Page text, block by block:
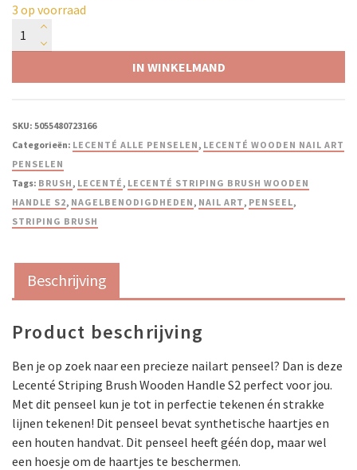
3 op voorraad
IN WINKELMAND
SKU: 5055480723166
Categorieën: LECENTÉ ALLE PENSELEN, LECENTÉ WOODEN NAIL ART
PENSELEN
Tags: BRUSH, LECENTÉ, LECENTÉ STRIPING BRUSH WOODEN
HANDLE S2, NAGELBENODIGDHEDEN, NAIL ART, PENSEEL,
STRIPING BRUSH
Beschrijving
Product beschrijving
Ben je op zoek naar een precieze nailart penseel? Dan is deze
Lecenté Striping Brush Wooden Handle S2 perfect voor jou.
Met dit penseel kun je tot in perfectie tekenen én strakke
lijnen tekenen! Dit penseel bevat synthetische haartjes en
een houten handvat. Dit penseel heeft géén dop, maar wel
een hoesje om de haartjes te beschermen.